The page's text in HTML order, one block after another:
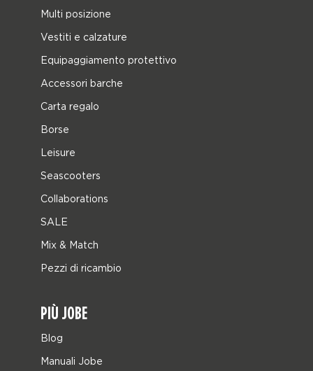
Multi posizione
Vestiti e calzature
Equipaggiamento protettivo
Accessori barche
Carta regalo
Borse
Leisure
Seascooters
Collaborations
SALE
Mix & Match
Pezzi di ricambio
PIÙ JOBE
Blog
Manuali Jobe